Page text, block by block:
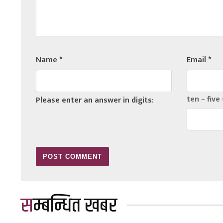
Name* Email*
Please enter an answer in digits: ten − five
सम्बन्धित खबर